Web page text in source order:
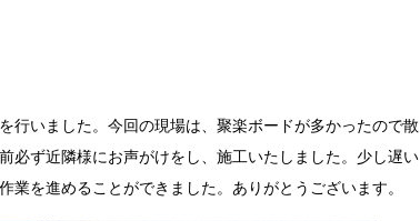
行いました。今回の現場は、聚楽ボードが多かったので散
必ず近隣様にお声がけをし、施工いたしました。少し遅い
を進めることができました。ありがとうございます。